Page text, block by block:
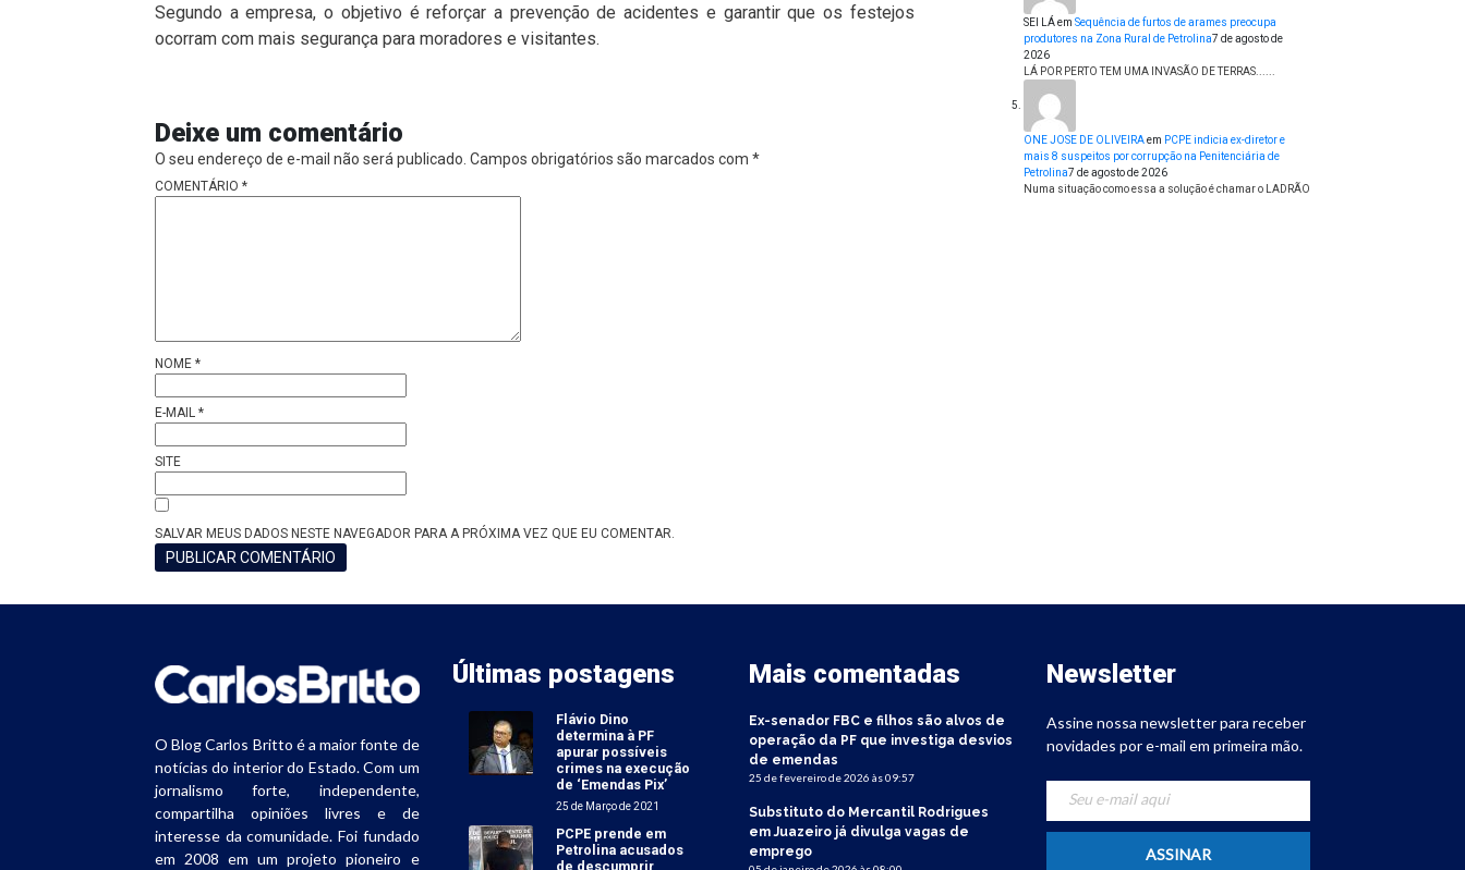
Segundo a empresa, o objetivo é reforçar a prevenção de acidentes e garantir que os festejos
ocorram com mais segurança para moradores e visitantes.
Deixe um comentário
O seu endereço de e-mail não será publicado. Campos obrigatórios são marcados com *
COMENTÁRIO *
NOME *
E-MAIL *
SITE
SALVAR MEUS DADOS NESTE NAVEGADOR PARA A PRÓXIMA VEZ QUE EU COMENTAR.
SEI LÁem Sequência de furtos de arames preocupa
produtores na Zona Rural de Petrolina7 de agosto de
2026
LÁ POR PERTO TEM UMA INVASÃO DE TERRAS......
ONE JOSE DE OLIVEIRAem PCPE indicia ex-diretor e
mais 8 suspeitos por corrupção na Penitenciária de
Petrolina7 de agosto de 2026
Numa situação como essa a solução é chamar o LADRÃO
O Blog Carlos Britto é a maior fonte de
notícias do interior do Estado. Com um
jornalismo forte, independente,
compartilha opiniões livres e de
interesse da comunidade. Foi fundado
em 2008 em um projeto pioneiro e
Últimas postagens
Flávio Dino
determina à PF
apurar possíveis
crimes na execução
de ‘Emendas Pix’
25 de Março de 2021
PCPE prende em
Petrolina acusados
de descumprir
Mais comentadas
Ex-senador FBC e filhos são alvos de
operação da PF que investiga desvios
de emendas
25 de fevereiro de 2026 às 09:57
Substituto do Mercantil Rodrigues
em Juazeiro já divulga vagas de
emprego
Newsletter
Assine nossa newsletter para receber
novidades por e-mail em primeira mão.